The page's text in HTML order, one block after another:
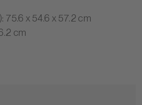
75.6 x 54.6 x 57.2 cm
cm